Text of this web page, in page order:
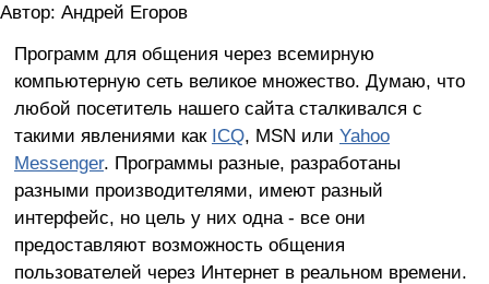
Автор: Андрей Егоров
Программ для общения через всемирную
компьютерную сеть великое множество. Думаю, что
любой посетитель нашего сайта сталкивался с
такими явлениями как ICQ, MSN или Yahoo
Messenger. Программы разные, разработаны
разными производителями, имеют разный
интерфейс, но цель у них одна - все они
предоставляют возможность общения
пользователей через Интернет в реальном времени.